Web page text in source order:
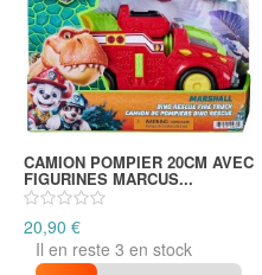
CAMION POMPIER 20CM AVEC
FIGURINES MARCUS...
20,90 €
Il en reste 3 en stock